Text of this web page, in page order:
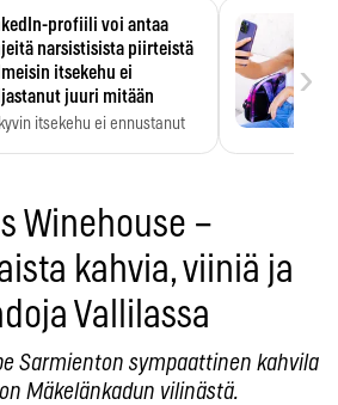
profiili voi antaa
narsistisista piirteistä
itsekehu ei
juuri mitään
itsekehu ei ennustanut
›
Winehouse –
kahvia, viiniä ja
Vallilassa
Sarmienton sympaattinen kahvila
Mäkelänkadun vilinästä.